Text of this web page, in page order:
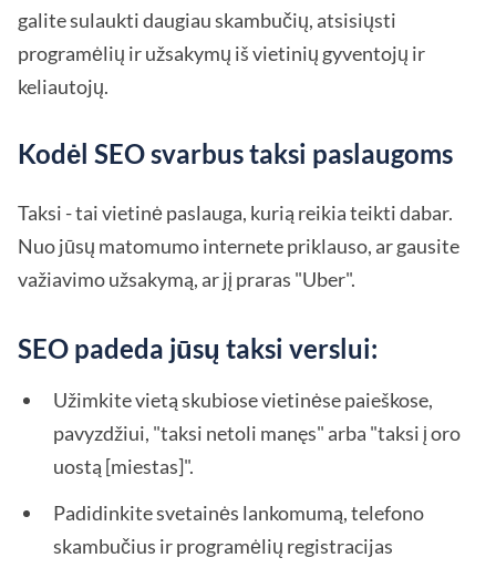
galite sulaukti daugiau skambučių, atsisiųsti
programėlių ir užsakymų iš vietinių gyventojų ir
keliautojų.
Kodėl SEO svarbus taksi paslaugoms
Taksi - tai vietinė paslauga, kurią reikia teikti dabar.
Nuo jūsų matomumo internete priklauso, ar gausite
važiavimo užsakymą, ar jį praras "Uber".
SEO padeda jūsų taksi verslui:
Užimkite vietą skubiose vietinėse paieškose,
pavyzdžiui, "taksi netoli manęs" arba "taksi į oro
uostą [miestas]".
Padidinkite svetainės lankomumą, telefono
skambučius ir programėlių registracijas